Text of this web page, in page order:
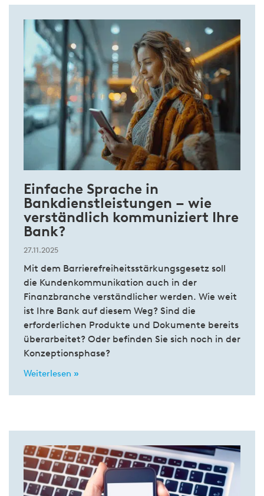
Einfache Sprache in
Bankdienstleistungen – wie
verständlich kommuniziert Ihre
Bank?
27.11.2025
Mit dem Barrierefreiheitsstärkungsgesetz soll
die Kundenkommunikation auch in der
Finanzbranche verständlicher werden. Wie weit
ist Ihre Bank auf diesem Weg? Sind die
erforderlichen Produkte und Dokumente bereits
überarbeitet? Oder befinden Sie sich noch in der
Konzeptionsphase?
Weiterlesen »